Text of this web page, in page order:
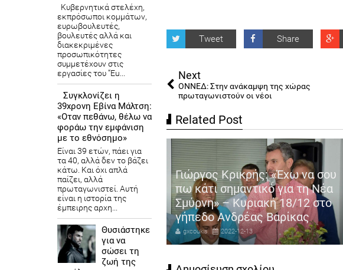
Tweet Share
Next
ΟΝΝΕΔ: Στην ανάκαμψη της χώρας
πρωταγωνιστούν οι νέοι
Related Post
Συναυλία
Δήμου Βάρης Βούλας
με κορυφαίους
2022-12-21
Γιώργος Κρικρής: «Έχω να σου
πω κάτι σημαντικό για τη Νέα
Σμύρνη» – Κυριακή 18/12 στο
γήπεδο Ανδρέας Βαρίκας
gxcoukis 2022-12-13
Κυβερνητικά στελέχη,
εκπρόσωποι κομμάτων,
ευρωβουλευτές,
βουλευτές αλλά και
διακεκριμένες
προσωπικότητες
συμμετέχουν στις
εργασίες του “Eu...
Συγκλονίζει η
39χρονη Εβίνα Μάλτση:
«Οταν πεθάνω, θέλω να
φοράω την εμφάνιση
με το εθνόσημο»
Είναι 39 ετών, πάει για
τα 40, αλλά δεν το βάζει
κάτω. Και όχι απλά
παίζει, αλλά
πρωταγωνιστεί. Αυτή
είναι η ιστορία της
έμπειρης αρχη...
Θυσιάστηκε
για να
σώσει τη
ζωή της